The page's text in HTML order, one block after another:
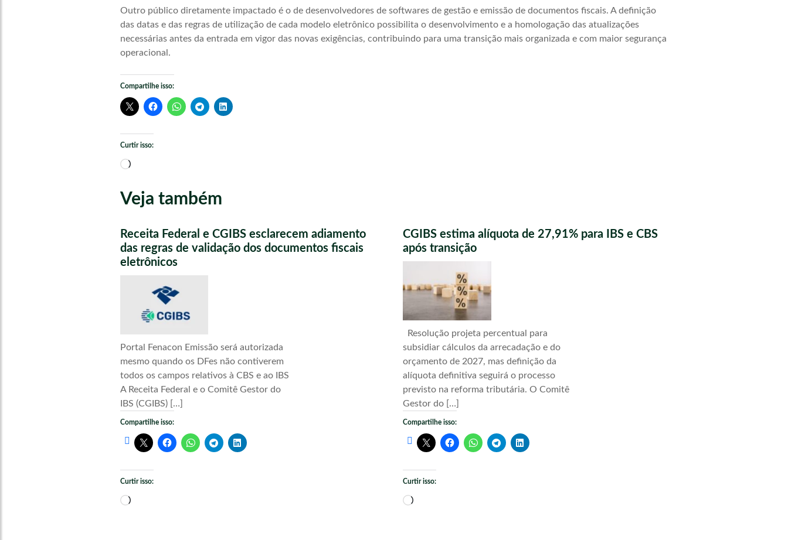
Outro público diretamente impactado é o de desenvolvedores de softwares de gestão e emissão de documentos fiscais. A definição
das datas e das regras de utilização de cada modelo eletrônico possibilita o desenvolvimento e a homologação das atualizações
necessárias antes da entrada em vigor das novas exigências, contribuindo para uma transição mais organizada e com maior segurança
operacional.
Compartilhe isso:
Curtir isso:
Carregando...
Veja também
Receita Federal e CGIBS esclarecem adiamento
das regras de validação dos documentos fiscais
eletrônicos
Portal Fenacon Emissão será autorizada
mesmo quando os DFes não contiverem
todos os campos relativos à CBS e ao IBS
A Receita Federal e o Comitê Gestor do
IBS (CGIBS) […]
Compartilhe isso:
Curtir isso:
Carregando...
CGIBS estima alíquota de 27,91% para IBS e CBS
após transição
Resolução projeta percentual para
subsidiar cálculos da arrecadação e do
orçamento de 2027, mas definição da
alíquota definitiva seguirá o processo
previsto na reforma tributária. O Comitê
Gestor do […]
Compartilhe isso:
Curtir isso:
Carregando...